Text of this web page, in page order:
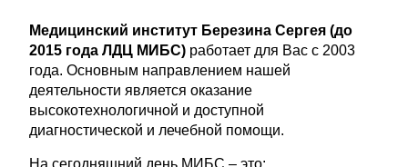
Медицинский институт Березина Сергея (до
2015 года ЛДЦ МИБС) работает для Вас с 2003
года. Основным направлением нашей
деятельности является оказание
высокотехнологичной и доступной
диагностической и лечебной помощи.
На сегодняшний день МИБС – это: